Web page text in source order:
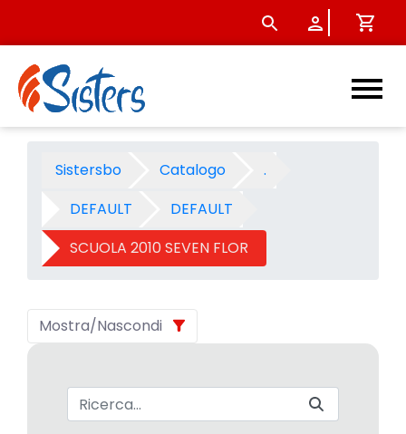
SCUOLA 2010 SEVEN
Sistersbo Catalogo
.
DEFAULT
DEFAULT
SCUOLA 2010 SEVEN FLOR
Mostra/Nascondi
Barra di ricerca